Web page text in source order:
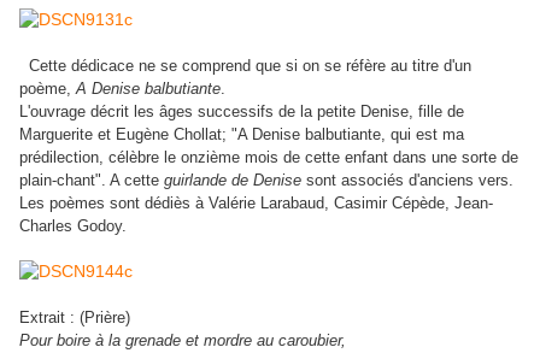
Cette dédicace ne se comprend que si on se réfère au titre d'un
poème,A Denise balbutiante.
L'ouvrage décrit les âges successifs de la petite Denise, fille de
Marguerite et Eugène Chollat; "A Denise balbutiante, qui est ma
prédilection, célèbre le onzième mois de cette enfant dans une sorte de
plain-chant". A cette guirlande de Denise sont associés d'anciens vers.
Les poèmes sont dédiès à Valérie Larabaud, Casimir Cépède, Jean-
Charles Godoy.
Extrait : (Prière)
Pour boire à la grenade et mordre au caroubier,